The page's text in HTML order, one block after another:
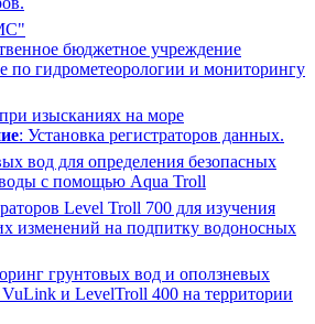
бюджетное учреждение
по гидрометеорологии и мониторингу
изысканиях на море
: Установка регистраторов данных.
вод для определения безопасных
с помощью Aqua Troll
Level Troll 700 для изучения
изменений на подпитку водоносных
грунтовых вод и оползневых
и LevelTroll 400 на территории